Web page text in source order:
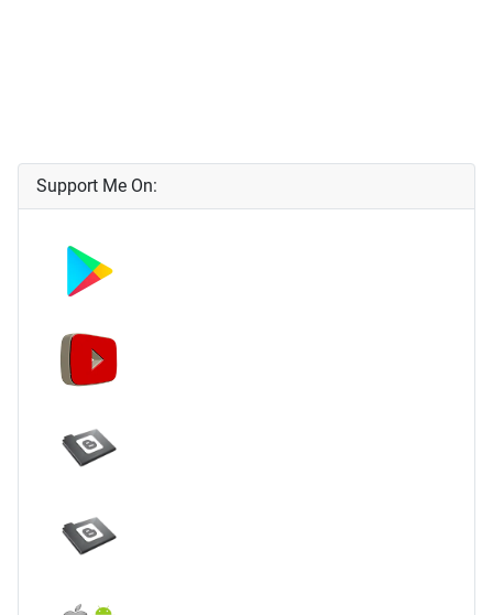
Support Me On: